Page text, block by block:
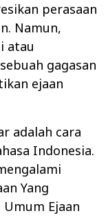
perasaan
Namun,
atau
gagasan
ejaan
adalah cara
Indonesia.
Yang
Umum Ejaan